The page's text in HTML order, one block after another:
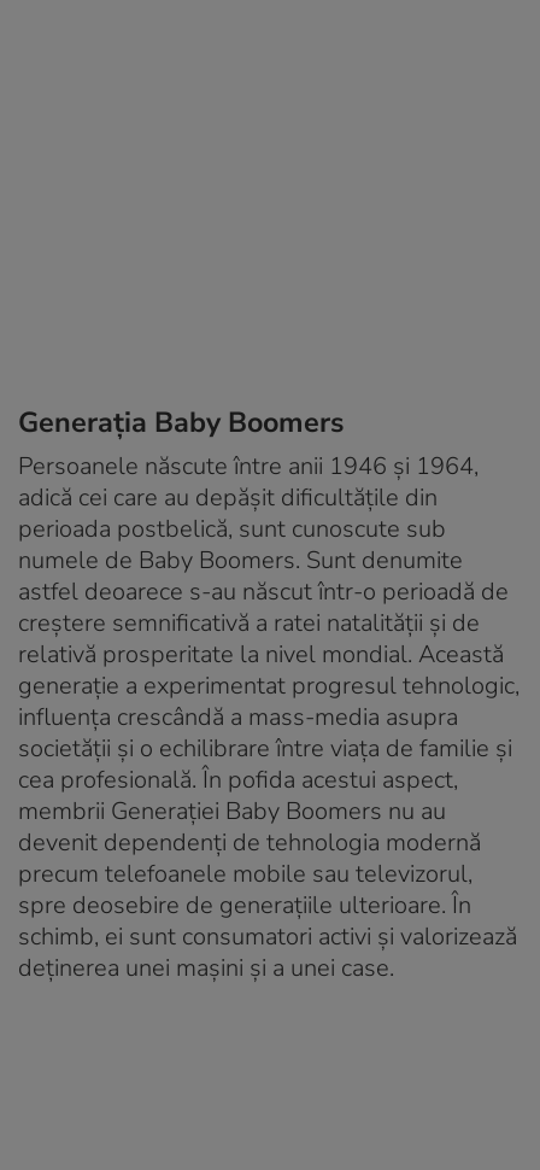
Generația Baby Boomers
Persoanele născute între anii 1946 și 1964,
adică cei care au depășit dificultățile din
perioada postbelică, sunt cunoscute sub
numele de Baby Boomers. Sunt denumite
astfel deoarece s-au născut într-o perioadă de
creștere semnificativă a ratei natalității și de
relativă prosperitate la nivel mondial. Această
generație a experimentat progresul tehnologic,
influența crescândă a mass-media asupra
societății și o echilibrare între viața de familie și
cea profesională. În pofida acestui aspect,
membrii Generației Baby Boomers nu au
devenit dependenți de tehnologia modernă
precum telefoanele mobile sau televizorul,
spre deosebire de generațiile ulterioare. În
schimb, ei sunt consumatori activi și valorizează
deținerea unei mașini și a unei case.